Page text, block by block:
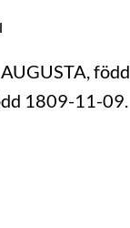
född
1809-11-09.